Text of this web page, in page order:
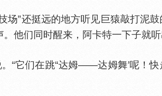
”还挺远的地方听见巨猿敲打泥鼓
他们同时醒来，阿卡特一下子就
“它们在跳“达姆——达姆舞’呢！